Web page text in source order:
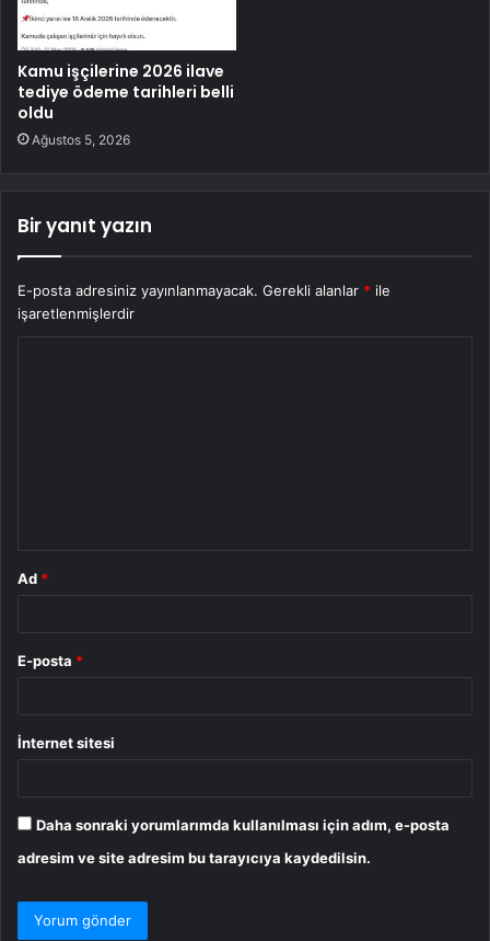
Kamu işçilerine 2026 ilave
tediye ödeme tarihleri belli
oldu
Ağustos 5, 2026
Bir yanıt yazın
E-posta adresiniz yayınlanmayacak. Gerekli alanlar * ile
işaretlenmişlerdir
Ad *
E-posta *
İnternet sitesi
Daha sonraki yorumlarımda kullanılması için adım, e-posta
adresim ve site adresim bu tarayıcıya kaydedilsin.